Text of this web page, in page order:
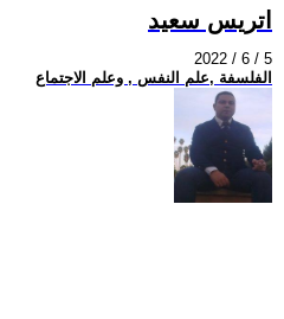
اتريس سعيد
2022 / 6 / 5
الفلسفة ,علم النفس , وعلم الاجتماع